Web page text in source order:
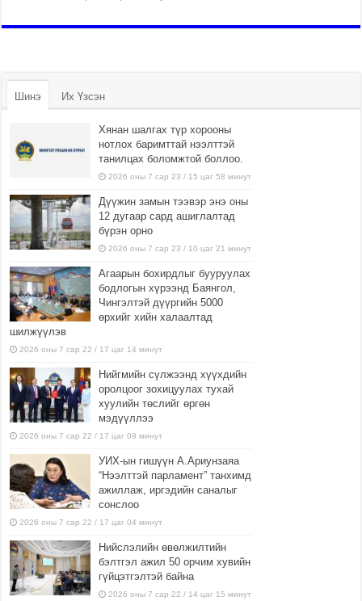
Шинэ Их Үзсэн
Хянан шалгах түр хорооны
нотлох баримттай нээлттэй
танилцах боломжтой боллоо.
2026 оны 7 сар 23 / 15 цаг 58 минут
Дүүжин замын тээвэр энэ оны
12 дугаар сард ашиглалтад
бүрэн орно
2026 оны 7 сар 23 / 10 цаг 21 минут
Агаарын бохирдлыг бууруулах
бодлогын хүрээнд Баянгол,
Чингэлтэй дүүргийн 5000
өрхийг хийн халаалтад
шилжүүлэв
2026 оны 7 сар 22 / 17 цаг 14 минут
Нийгмийн сүлжээнд хүүхдийн
оролцоог зохицуулах тухай
хуулийн төслийг өргөн
мэдүүллээ
2026 оны 7 сар 22 / 17 цаг 09 минут
УИХ-ын гишүүн А.Ариунзаяа
“Нээлттэй парламент” танхимд
ажиллаж, иргэдийн саналыг
сонслоо
2026 оны 7 сар 22 / 17 цаг 04 минут
Нийслэлийн өвөлжилтийн
бэлтгэл ажил 50 орчим хувийн
гүйцэтгэлтэй байна
2026 оны 7 сар 22 / 14 цаг 15 минут